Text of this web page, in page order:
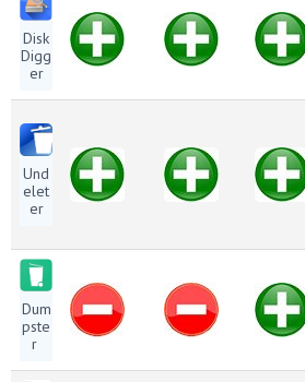
Disk
Digg
er
Und
elet
er
Dum
pste
r